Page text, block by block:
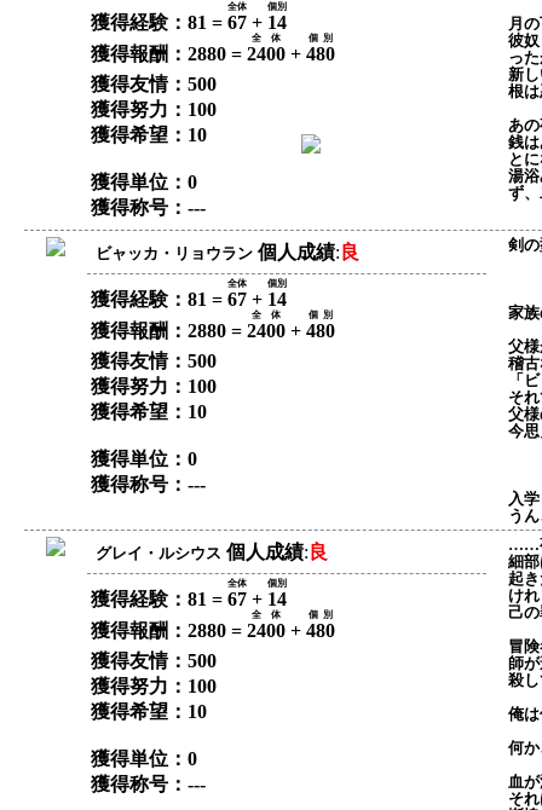
獲得経験：81 = 67
全体
+ 14
個別
獲得報酬：2880 = 2400
全体
+ 480
個別
獲得友情：500
獲得努力：100
獲得希望：10
獲得単位：0
獲得称号：---
月
彼
っ
新
根
あ
銭
と
湯
ず
ビャッカ・リョウラン 個人成績: 良
獲得経験：81 = 67
全体
+ 14
個別
獲得報酬：2880 = 2400
全体
+ 480
個別
獲得友情：500
獲得努力：100
獲得希望：10
獲得単位：0
獲得称号：---
剣
家
父
稽
「
そ
父
今
入
う
グレイ・ルシウス 個人成績: 良
獲得経験：81 = 67
全体
+ 14
個別
獲得報酬：2880 = 2400
全体
+ 480
個別
獲得友情：500
獲得努力：100
獲得希望：10
獲得単位：0
獲得称号：---
……
細
起
け
己
冒
師
殺
俺
何
血
そ